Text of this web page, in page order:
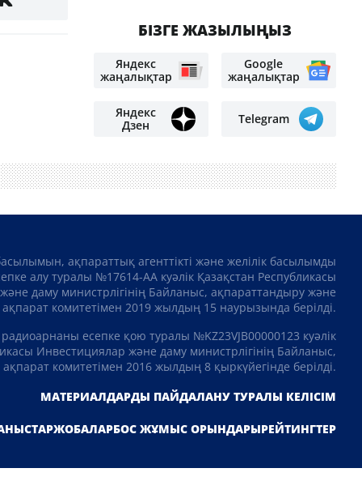
БІЗГЕ ЖАЗЫЛЫҢЫЗ
Яндекс
жаңалықтар
Google
жаңалықтар
Яндекс
Дзен
Telegram
ақпараттық агенттікті және желілік басылымды
алу туралы №17614-АА куәлік Қазақстан Республикасы
даму министрлігінің Байланыс, ақпараттандыру және
ақпарат комитетімен 2019 жылдың 15 наурызында берілді.
есепке қою туралы №KZ23VJB00000123 куәлік
Инвестициялар және даму министрлігінің Байланыс,
комитетімен 2016 жылдың 8 қыркүйегінде берілді.
МАТЕРИАЛДАРДЫ ПАЙДАЛАНУ ТУРАЛЫ КЕЛІСІМ
ЖОБАЛАРБОС ЖҰМЫС ОРЫНДАРЫРЕЙТИНГТЕР